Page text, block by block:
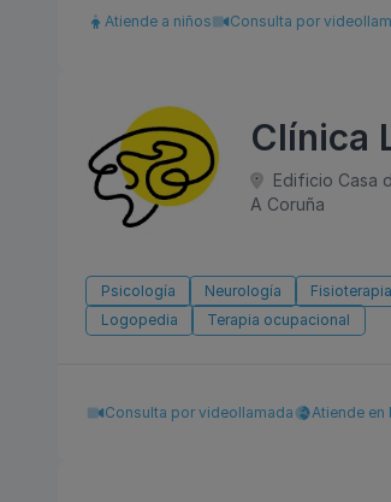
Atiende a niños Consulta por
Clínica
Edificio Casa
A Coruña
Psicología Neurología
Logopedia
Terapia ocupacional
Consulta por videollamada Atiende en